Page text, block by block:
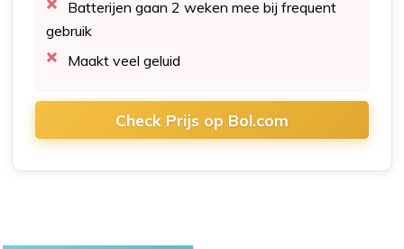
Batterijen gaan 2 weken mee bij frequent
gebruik
Maakt veel geluid
Check Prijs op Bol.com